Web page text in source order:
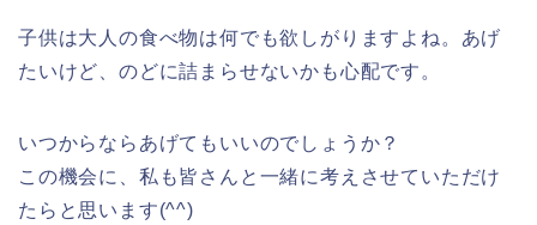
子供は大人の食べ物は何でも欲しがりますよね。あげ
たいけど、のどに詰まらせないかも心配です。
いつからならあげてもいいのでしょうか？
この機会に、私も皆さんと一緒に考えさせていただけ
たらと思います(^^)